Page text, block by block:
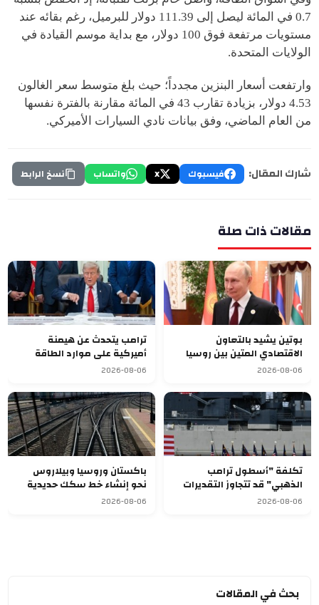
0.7 في المائة ليصل إلى 111.39 دولار للبرميل، رغم بقائه عند
مستويات مرتفعة فوق 100 دولار، مع بداية موسم القيادة في
الولايات المتحدة.
وارتفعت أسعار البنزين مجدداً؛ حيث بلغ متوسط سعر الغالون
4.53 دولار، بزيادة تقارب 43 في المائة مقارنة بالفترة نفسها
من العام الماضي، وفق بيانات نادي السيارات الأميركي.
شارك المقال: فيسبوك X واتساب نسخ الرابط
مقالات ذات صلة
بوتين يشيد بالتعاون
الاقتصادي المتين بين روسيا
وقرغيزستان
2026-08-06
ترامب يتحدث عن هيمنة
أميركية على موارد الطاقة
العالمية بعد ضم فنزويلا
2026-08-06
تكلفة "أسطول ترامب
الذهبي" قد تتجاوز التقديرات
وتصل إلى 275 مليار دولار
2026-08-06
باكستان وروسيا وبيلاروس
نحو إنشاء خط سكك حديدية
للشحن
2026-08-06
بحث في المقالات